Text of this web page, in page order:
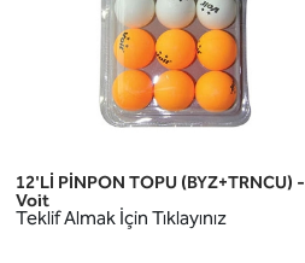
HIZLI GÖRÜNÜM
12'Lİ PİNPON TOPU (BYZ+TRNCU) -
Voit
Teklif Almak İçin Tıklayınız